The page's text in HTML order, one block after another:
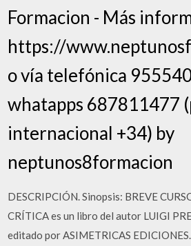
Formacion - Más
https://
o vía telefónica
whatapps 687811477
internacional +34) by
neptunos8formacion
DESCRIPCIÓN. Sinopsis: BREVE
CRÍTICA es un libro del autor LUIGI
editado por ASIMETRICAS